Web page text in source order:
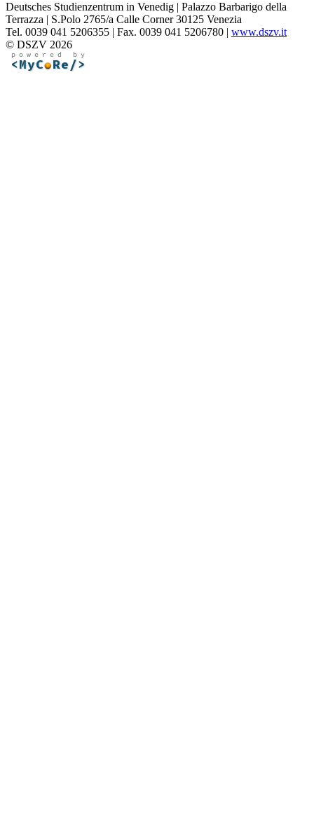
Deutsches Studienzentrum in Venedig | Palazzo Barbarigo della
Terrazza | S.Polo 2765/a Calle Corner 30125 Venezia
Tel. 0039 041 5206355 | Fax. 0039 041 5206780 | www.dszv.it
© DSZV 2026